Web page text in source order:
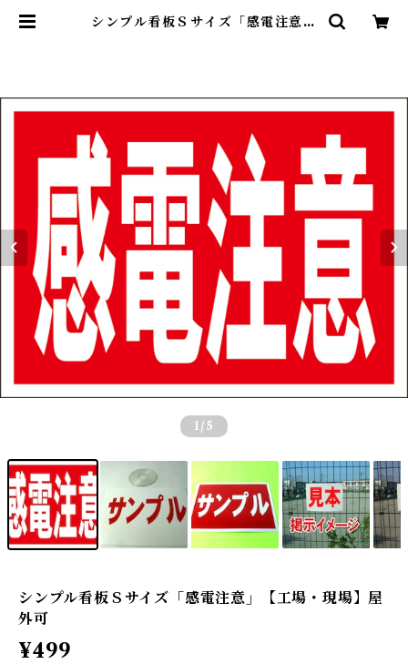
シンプル看板Ｓサイズ「感電注意」
1 /5
シンプル看板Ｓサイズ「感電注意」【工場・現場】屋
外可
¥499